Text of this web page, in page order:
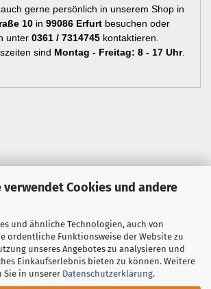
verwendet Cookies und andere
und ähnliche Technologien, auch von
ordentliche Funktionsweise der Website zu
unseres Angebotes zu analysieren und
Einkaufserlebnis bieten zu können. Weitere
in unserer Datenschutzerklärung.
gerne persönlich in unserem Shop in
10in 99086 Erfurtbesuchen oder
unter 0361 / 7314745kontaktieren.
sind Montag - Freitag: 8 - 17 Uhr.